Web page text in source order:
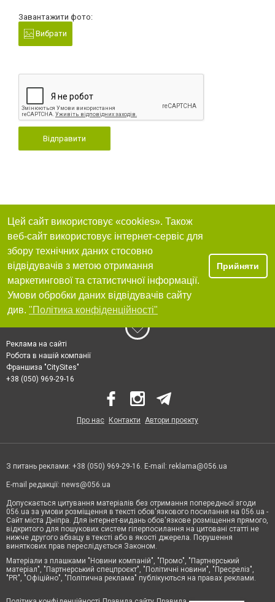
Завантажити фото:
Вибрати
Відправити
Цей сайт використовує «cookies». Також
веб-сайт використовує інтернет-сервіс для
збору технічних даних стосовно
відвідувачів з метою отримання
маркетингової та статистичної інформації.
Умови обробки даних відвідувачів сайту
див. "Політика конфіденційності"
Прийняти
Реклама на сайті
Робота в нашій компанії
Франшиза "CitySites"
+38 (050) 969-29-16
Про нас Контакти Автори проєкту
З питань реклами: +38 (050) 969-29-16. E-mail: reklama@056.ua
E-mail редакції: news@056.ua
Допускається цитування матеріалів без отримання попередньої згоди
056.ua за умови розміщення в тексті обов'язкового посилання на 056.ua -
Сайт міста Дніпра. Для інтернет-видань обов'язкове розміщення прямого,
відкритого для пошукових систем гіперпосилання на цитовані статті не
нижче другого абзацу в тексті або в якості джерела. Порушення
виняткових прав переслідується Законом.
Матеріали з плашками "Новини компаній", "Промо", "Партнерський
матеріал", "Партнерський спецпроєкт", "Політичні новини", "Пресреліз",
"PR", "Офіційно", "Політична реклама" публікуються на правах реклами.